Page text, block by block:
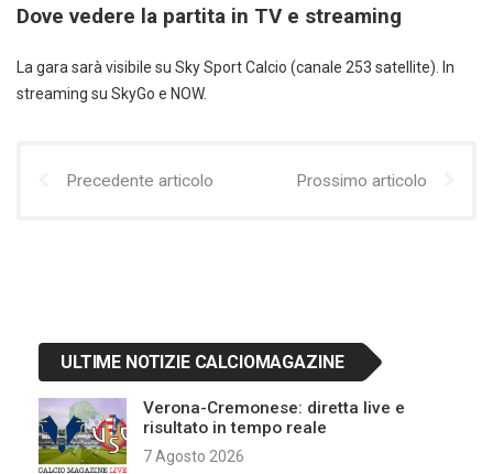
Dove vedere la partita in TV e streaming
La gara sarà visibile su Sky Sport Calcio (canale 253 satellite). In
streaming su SkyGo e NOW.
Precedente articolo Prossimo articolo
ULTIME NOTIZIE CALCIOMAGAZINE
Verona-Cremonese: diretta live e
risultato in tempo reale
7 Agosto 2026